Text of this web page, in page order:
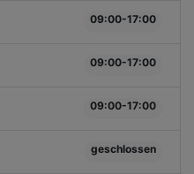
09:00-17:00
09:00-17:00
09:00-17:00
geschlossen